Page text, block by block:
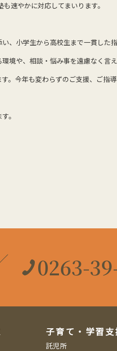
速やかに対応してまいります。
、小学生から高校生まで一貫した
境や、相談・悩み事を遠慮なく言
今年も変わらずのご支援、ご指
。
0263-
子育て・学習
託児所